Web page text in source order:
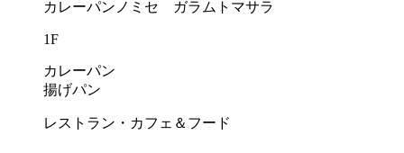
カレーパンノミセ ガラムトマサラ
1F
カレーパン
揚げパン
レストラン・カフェ＆フード